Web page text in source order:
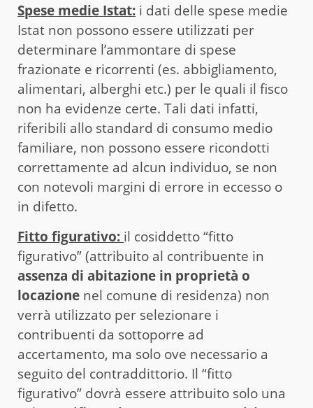
Spese medie Istat: i dati delle spese medie
Istat non possono essere utilizzati per
determinare l’ammontare di spese
frazionate e ricorrenti (es. abbigliamento,
alimentari, alberghi etc.) per le quali il fisco
non ha evidenze certe. Tali dati infatti,
riferibili allo standard di consumo medio
familiare, non possono essere ricondotti
correttamente ad alcun individuo, se non
con notevoli margini di errore in eccesso o
in difetto.
Fitto figurativo: il cosiddetto “fitto
figurativo” (attribuito al contribuente in
assenza di abitazione in proprietà o
locazione nel comune di residenza) non
verrà utilizzato per selezionare i
contribuenti da sottoporre ad
accertamento, ma solo ove necessario a
seguito del contraddittorio. Il “fitto
figurativo” dovrà essere attribuito solo una